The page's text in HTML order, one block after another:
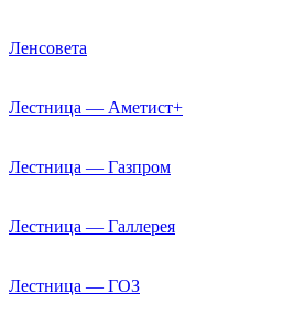
Ленсовета
Лестница — Аметист+
Лестница — Газпром
Лестница — Галлерея
Лестница — ГОЗ